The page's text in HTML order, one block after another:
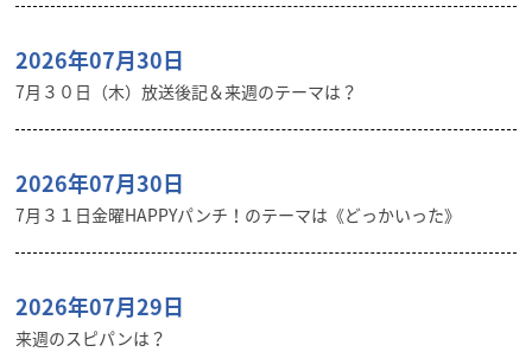
2026年07月30日
7月３０日（木）放送後記＆来週のテーマは？
2026年07月30日
7月３１日金曜HAPPYパンチ！のテーマは《どっかいった》
2026年07月29日
来週のスピパンは？